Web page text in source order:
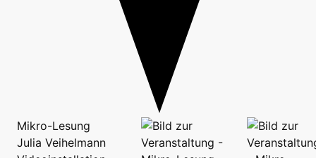
Mikro-Lesung
Julia Veihelmann